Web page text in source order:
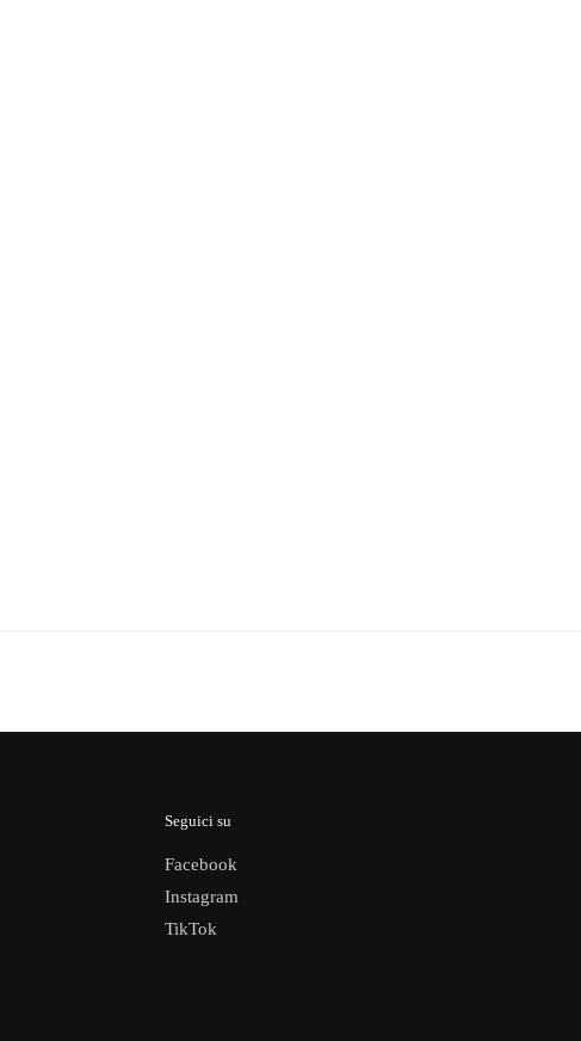
Seguici su
Facebook
Instagram
TikTok